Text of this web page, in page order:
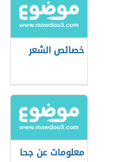
خصائص الشعر
معلومات عن جحا